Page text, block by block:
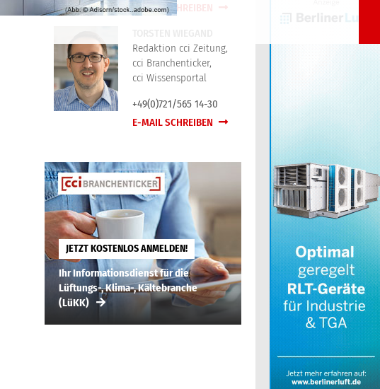
E-MAIL SCHREIBEN
Redaktion cci Zeitung,
cci Branchenticker,
cci Wissensportal
+49(0)721/565 14-30
E-MAIL SCHREIBEN
JETZT KOSTENLOS ANMELDEN!
Ihr Informationsdienst für die
Lüftungs-, Klima-, Kältebranche
(LüKK)